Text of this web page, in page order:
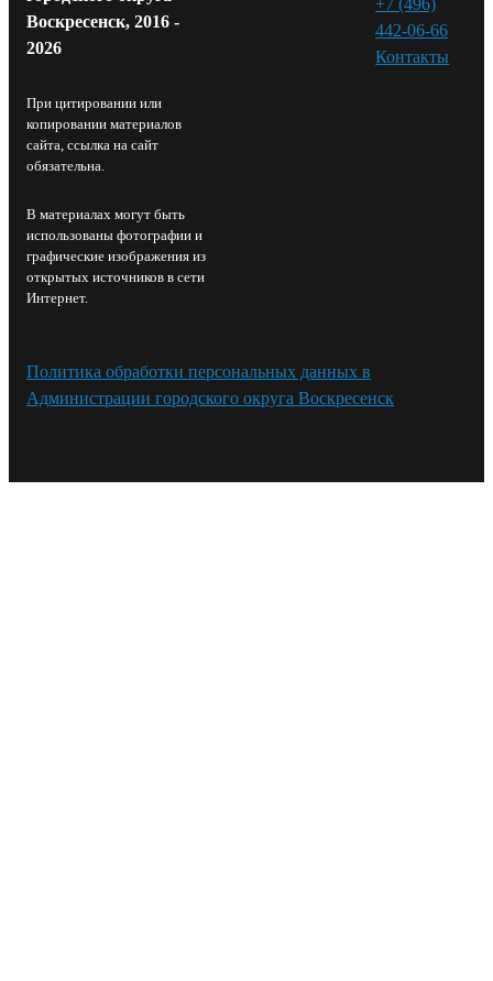
Воскресенск, 2016 -
2026
При цитировании или
копировании материалов
сайта, ссылка на сайт
обязательна.
В материалах могут быть
использованы фотографии и
графические изображения из
открытых источников в сети
Интернет.
442-06-66
Контакты⁠
Политика обработки персональных данных в
Администрации городского округа Воскресенск